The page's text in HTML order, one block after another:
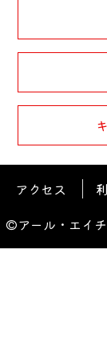
アクセス
©アール・エイ